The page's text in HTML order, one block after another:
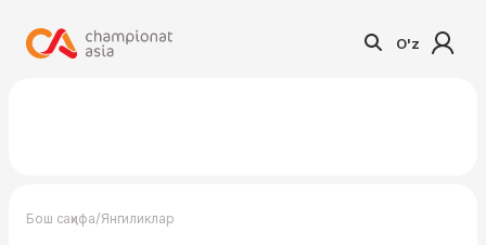
O'z
Бош саҳифа/Янгиликлар